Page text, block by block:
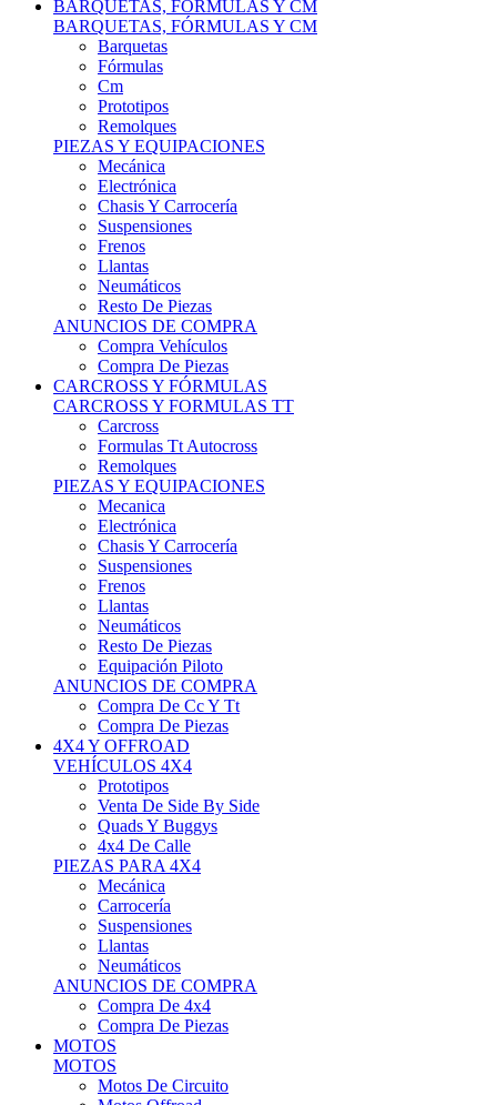
BARQUETAS, FÓRMULAS Y CM
BARQUETAS, FÓRMULAS Y CM
Barquetas
Fórmulas
Cm
Prototipos
Remolques
PIEZAS Y EQUIPACIONES
Mecánica
Electrónica
Chasis Y Carrocería
Suspensiones
Frenos
Llantas
Neumáticos
Resto De Piezas
ANUNCIOS DE COMPRA
Compra Vehículos
Compra De Piezas
CARCROSS Y FÓRMULAS
CARCROSS Y FORMULAS TT
Carcross
Formulas Tt Autocross
Remolques
PIEZAS Y EQUIPACIONES
Mecanica
Electrónica
Chasis Y Carrocería
Suspensiones
Frenos
Llantas
Neumáticos
Resto De Piezas
Equipación Piloto
ANUNCIOS DE COMPRA
Compra De Cc Y Tt
Compra De Piezas
4X4 Y OFFROAD
VEHÍCULOS 4X4
Prototipos
Venta De Side By Side
Quads Y Buggys
4x4 De Calle
PIEZAS PARA 4X4
Mecánica
Carrocería
Suspensiones
Llantas
Neumáticos
ANUNCIOS DE COMPRA
Compra De 4x4
Compra De Piezas
MOTOS
MOTOS
Motos De Circuito